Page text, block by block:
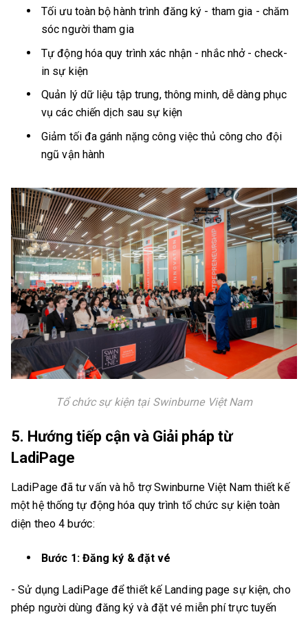
Tối ưu toàn bộ hành trình đăng ký - tham gia - chăm
sóc người tham gia
Tự động hóa quy trình xác nhận - nhắc nhở - check-
in sự kiện
Quản lý dữ liệu tập trung, thông minh, dễ dàng phục
vụ các chiến dịch sau sự kiện
Giảm tối đa gánh nặng công việc thủ công cho đội
ngũ vận hành
Tổ chức sự kiện tại Swinburne Việt Nam
5. Hướng tiếp cận và Giải pháp từ
LadiPage
LadiPage đã tư vấn và hỗ trợ Swinburne Việt Nam thiết kế
một hệ thống tự động hóa quy trình tổ chức sự kiện toàn
diện theo 4 bước:
Bước 1: Đăng ký & đặt vé
- Sử dụng LadiPage để thiết kế Landing page sự kiện, cho
phép người dùng đăng ký và đặt vé miễn phí trực tuyến